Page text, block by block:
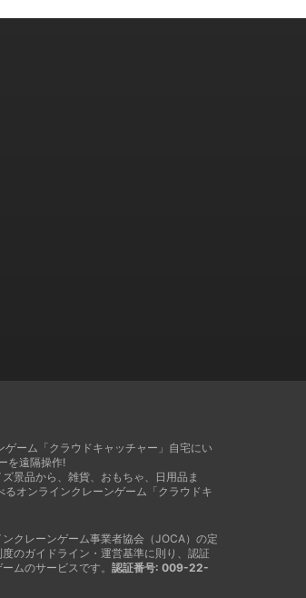
ーム「クラウドキャッチャー」自宅にい
を遠隔操作!
景品から、雑貨、おもちゃ、日用品ま
オンラインクレーンゲーム「クラウドキ
クレーンゲーム事業者協会（JOCA）の定
のガイドライン・運営基準に則り、認証
ムのサービスです。 認証番号: 009-22-